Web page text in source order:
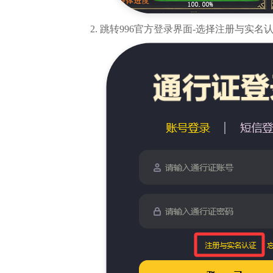
跳转996官方登录界面-选择注册与实名